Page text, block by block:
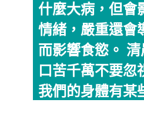
什麼大病，但會
情緒，嚴重還會
而影響食慾。
口苦千萬不要忽
我們的身體有某